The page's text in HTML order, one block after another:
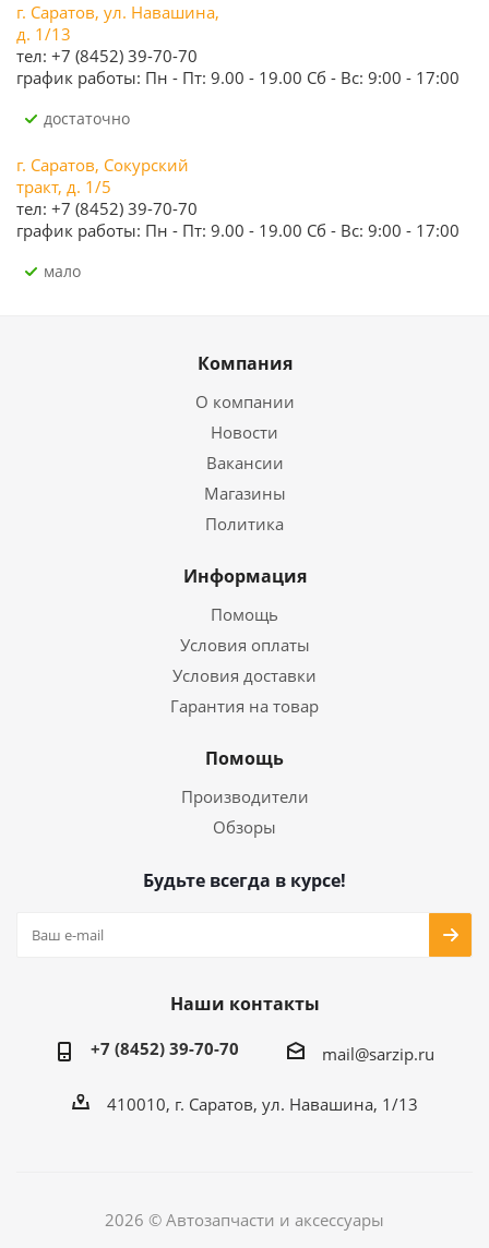
г. Саратов, ул. Навашина,
д. 1/13
тел: +7 (8452) 39-70-70
график работы: Пн - Пт: 9.00 - 19.00 Сб - Вс: 9:00 - 17:00
Достаточно
г. Саратов, Сокурский
тракт, д. 1/5
тел: +7 (8452) 39-70-70
график работы: Пн - Пт: 9.00 - 19.00 Сб - Вс: 9:00 - 17:00
Мало
Компания
О компании
Новости
Вакансии
Магазины
Политика
Информация
Помощь
Условия оплаты
Условия доставки
Гарантия на товар
Помощь
Производители
Обзоры
Будьте всегда в курсе!
Наши контакты
+7 (8452) 39-70-70 mail@sarzip.ru
410010, г. Саратов, ул. Навашина, 1/13
2026 © Автозапчасти и аксессуары